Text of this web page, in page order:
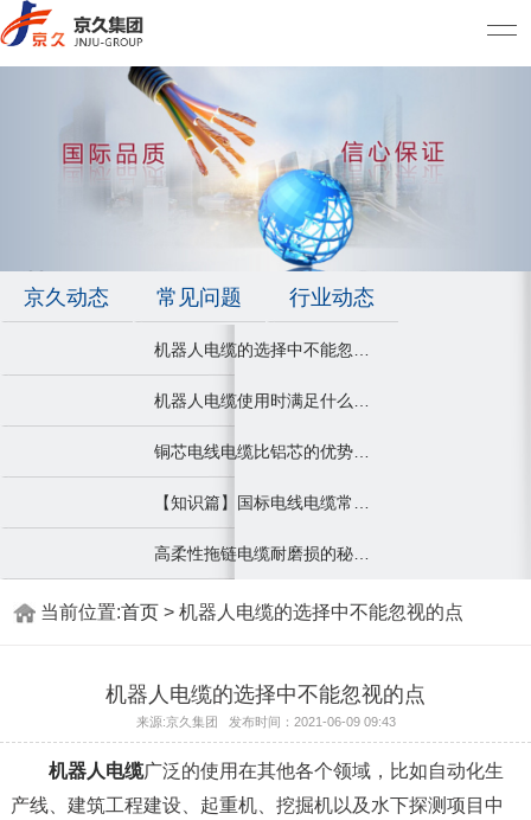
京久动态 常见问题 行业动态
当前位置:首页 > 机器人电缆的选择中不能忽视的点
机器人电缆的选择中不能忽视的点
来源:京久集团 发布时间：2021-06-09 09:43
机器人电缆广泛的使用在其他各个领域，比如自动化生
产线、建筑工程建设、起重机、挖掘机以及水下探测项目中